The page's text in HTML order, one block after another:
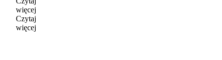
więcej
Czytaj
więcej